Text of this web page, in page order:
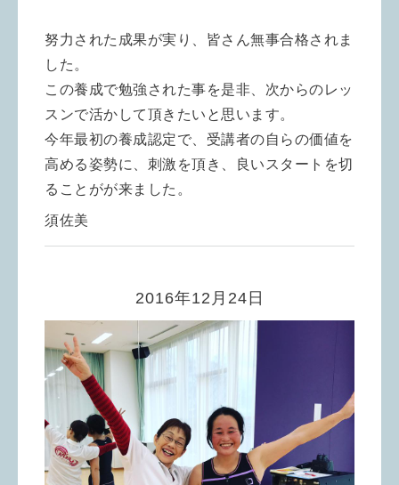
努力された成果が実り、皆さん無事合格されま
した。
この養成で勉強された事を是非、次からのレッ
スンで活かして頂きたいと思います。
今年最初の養成認定で、受講者の自らの価値を
高める姿勢に、刺激を頂き、良いスタートを切
ることがが来ました。
須佐美
2016年12月24日